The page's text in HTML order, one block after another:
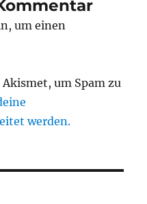
um einen
um Spam zu
werden.